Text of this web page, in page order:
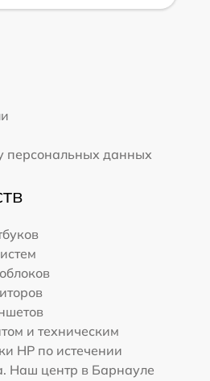
персональных данных
и техническим
HP по истечении
Наш центр в Барнауле